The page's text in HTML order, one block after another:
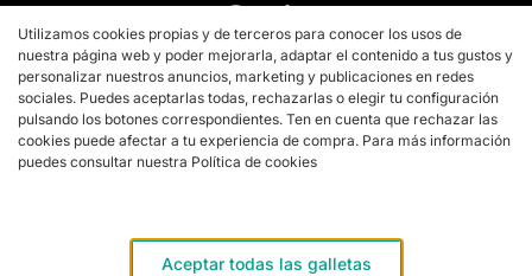
Términos y condiciones de compra
Utilizamos cookies propias y de terceros para conocer los usos de
nuestra página web y poder mejorarla, adaptar el contenido a tus gustos y
personalizar nuestros anuncios, marketing y publicaciones en redes
sociales. Puedes aceptarlas todas, rechazarlas o elegir tu configuración
pulsando los botones correspondientes. Ten en cuenta que rechazar las
cookies puede afectar a tu experiencia de compra. Para más información
puedes consultar nuestra Política de cookies
Aceptar todas las galletas